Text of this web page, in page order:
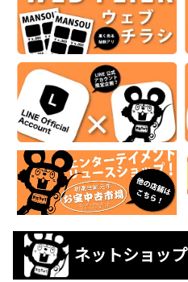
ネットショップ